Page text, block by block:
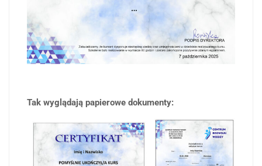
Tak wyglądają papierowe dokumenty: